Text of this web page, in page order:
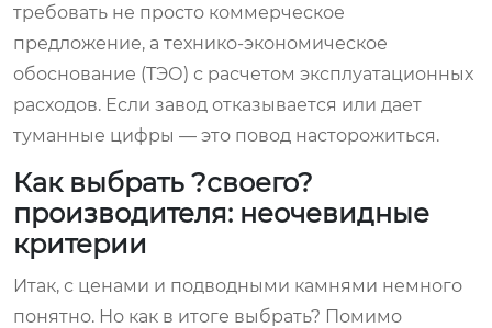
требовать не просто коммерческое
предложение, а технико-экономическое
обоснование (ТЭО) с расчетом эксплуатационных
расходов. Если завод отказывается или дает
туманные цифры — это повод насторожиться.
Как выбрать ?своего?
производителя: неочевидные
критерии
Итак, с ценами и подводными камнями немного
понятно. Но как в итоге выбрать? Помимо